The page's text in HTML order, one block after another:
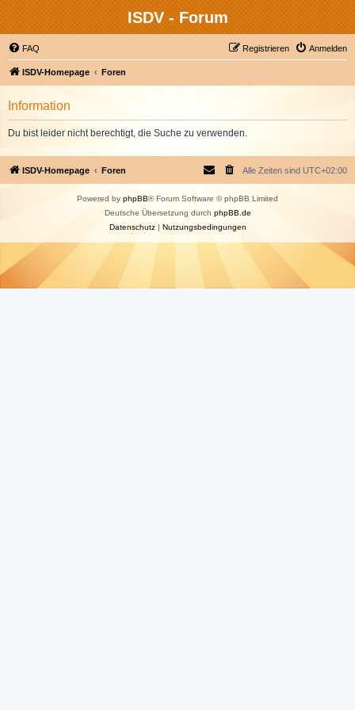
ISDV - Forum
FAQ Anmelden
Registrieren
ISDV-Homepage Foren
Information
Du bist leider nicht berechtigt, die Suche zu verwenden.
ISDV-Homepage Foren Alle Zeiten sind UTC+02:00
Powered by phpBB® Forum Software © phpBB Limited
Deutsche Übersetzung durch phpBB.de
Datenschutz| Nutzungsbedingungen